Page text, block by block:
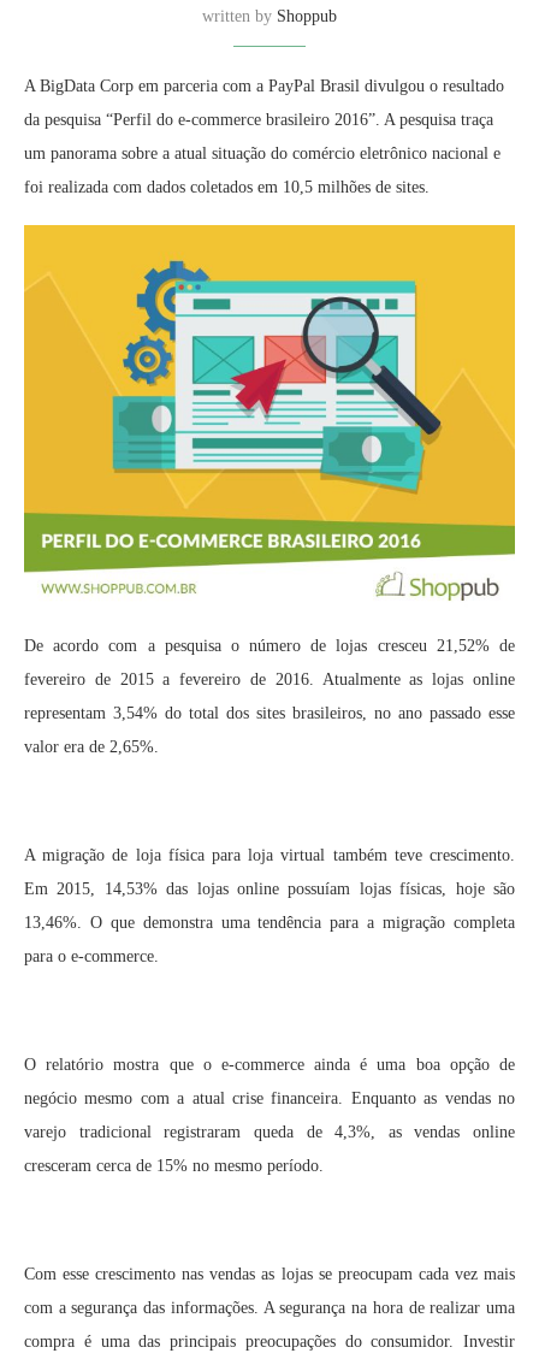
written by Shoppub
A BigData Corp em parceria com a PayPal Brasil divulgou o resultado
da pesquisa “Perfil do e-commerce brasileiro 2016”. A pesquisa traça
um panorama sobre a atual situação do comércio eletrônico nacional e
foi realizada com dados coletados em 10,5 milhões de sites.
De acordo com a pesquisa o número de lojas cresceu 21,52% de
fevereiro de 2015 a fevereiro de 2016. Atualmente as lojas online
representam 3,54% do total dos sites brasileiros, no ano passado esse
valor era de 2,65%.
A migração de loja física para loja virtual também teve crescimento.
Em 2015, 14,53% das lojas online possuíam lojas físicas, hoje são
13,46%. O que demonstra uma tendência para a migração completa
para o e-commerce.
O relatório mostra que o e-commerce ainda é uma boa opção de
negócio mesmo com a atual crise financeira. Enquanto as vendas no
varejo tradicional registraram queda de 4,3%, as vendas online
cresceram cerca de 15% no mesmo período.
Com esse crescimento nas vendas as lojas se preocupam cada vez mais
com a segurança das informações. A segurança na hora de realizar uma
compra é uma das principais preocupações do consumidor. Investir